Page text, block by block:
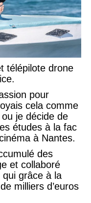
télépilote drone
pour
cela comme
je décide de
études à la fac
à Nantes.
des
et collaboré
grâce à la
milliers d’euros